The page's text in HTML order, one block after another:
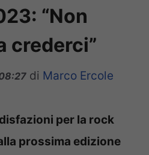
“Non
crederci”
di Marco Ercole
per la rock
prossima edizione